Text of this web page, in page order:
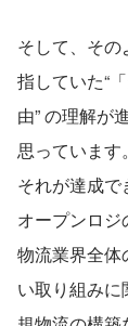
そして、そ
指していた“
由” の理解が
思っています。
それが達成
オープンロジ
物流業界全体
い取り組み